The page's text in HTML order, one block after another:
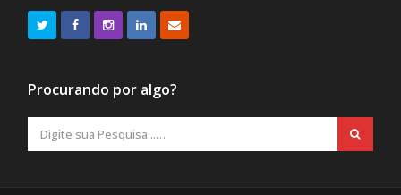
Procurando por algo?